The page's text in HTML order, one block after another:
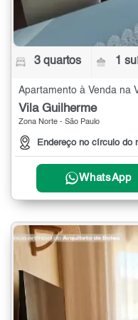
3 quartos 1
Apartamento à Venda na
Vila Guilherme
Zona Norte - São Paulo
Endereço no círculo do
WhatsApp